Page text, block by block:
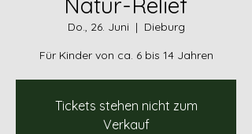
Do., 26. Juni
  |
Dieburg
Für Kinder von ca. 6 bis 14 Jahren
Tickets stehen nicht zum
Verkauf